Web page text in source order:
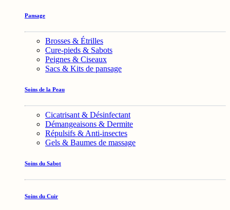
Pansage
Brosses & Étrilles
Cure-pieds & Sabots
Peignes & Ciseaux
Sacs & Kits de pansage
Soins de la Peau
Cicatrisant & Désinfectant
Démangeaisons & Dermite
Répulsifs & Anti-insectes
Gels & Baumes de massage
Soins du Sabot
Soins du Cuir